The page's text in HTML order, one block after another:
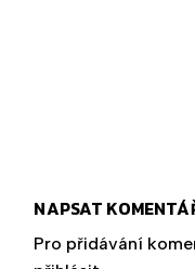
NAPSAT
Pro přidávání